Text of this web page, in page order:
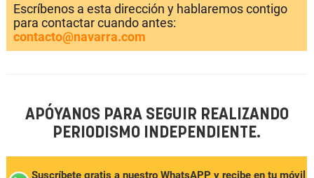
Escríbenos a esta dirección y hablaremos contigo
para contactar cuando antes:
contacto@navarra.com
APÓYANOS PARA SEGUIR REALIZANDO
PERIODISMO INDEPENDIENTE.
Suscríbete gratis a nuestro WhatsAPP y recibe en tu móvil